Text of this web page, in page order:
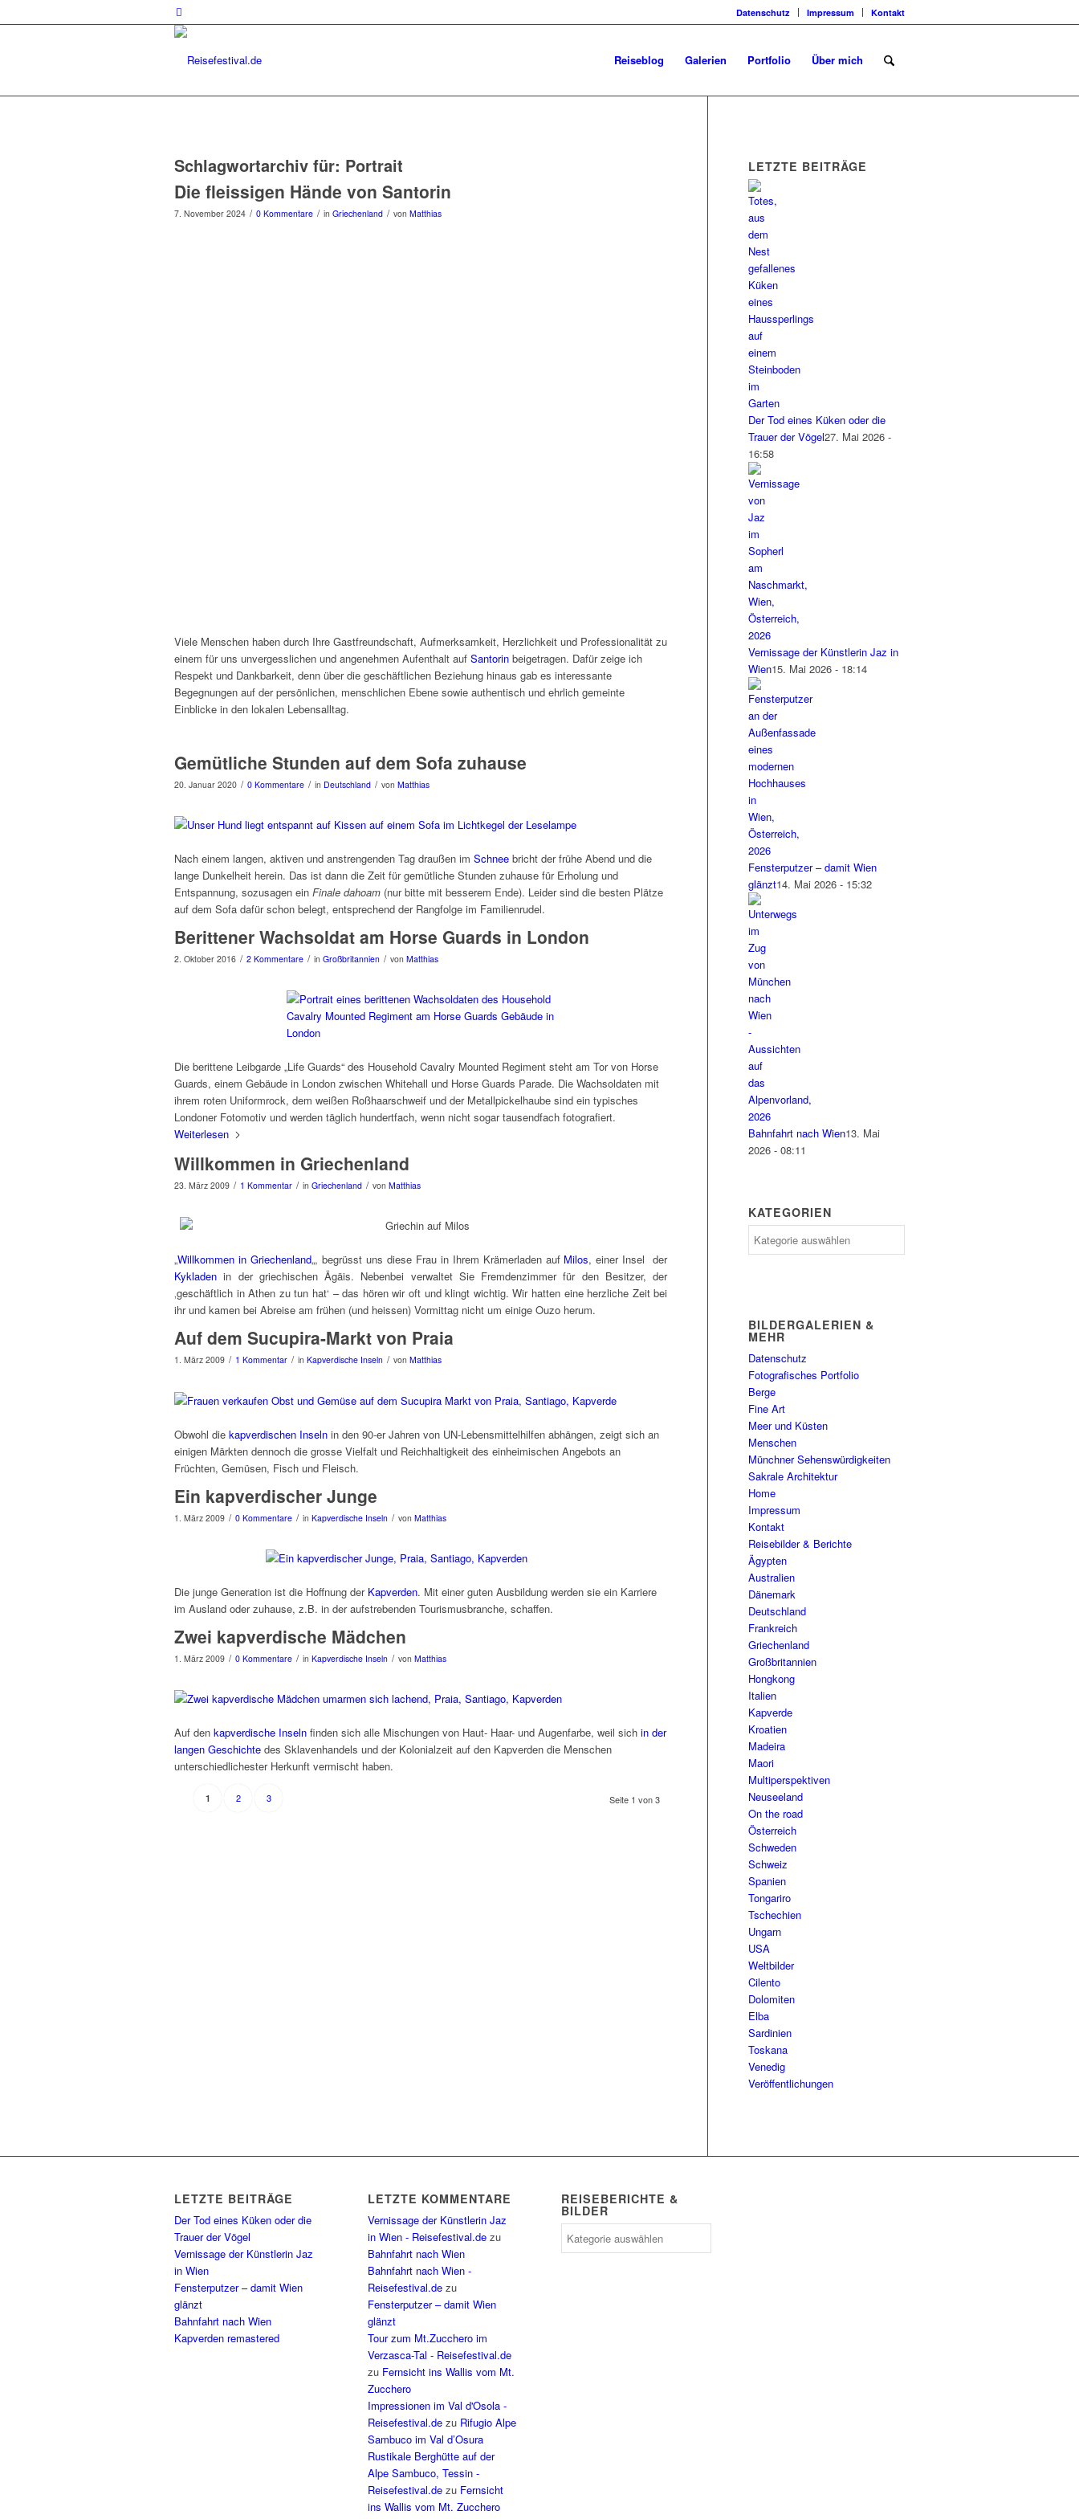
Datenschutz Impressum Kontakt
Reiseblog Galerien Portfolio Über mich
Schlagwortarchiv für: Portrait
Die fleissigen Hände von Santorin
7. November 2024 / 0 Kommentare / in Griechenland / von Matthias
Viele Menschen haben durch Ihre Gastfreundschaft, Aufmerksamkeit, Herzlichkeit und Professionalität zu
einem für uns unvergesslichen und angenehmen Aufenthalt auf Santorin beigetragen. Dafür zeige ich
Respekt und Dankbarkeit, denn über die geschäftlichen Beziehung hinaus gab es interessante
Begegnungen auf der persönlichen, menschlichen Ebene sowie authentisch und ehrlich gemeinte
Einblicke in den lokalen Lebensalltag.
Gemütliche Stunden auf dem Sofa zuhause
20. Januar 2020 / 0 Kommentare / in Deutschland / von Matthias
Nach einem langen, aktiven und anstrengenden Tag draußen im Schnee bricht der frühe Abend und die
lange Dunkelheit herein. Das ist dann die Zeit für gemütliche Stunden zuhause für Erholung und
Entspannung, sozusagen ein Finale dahoam (nur bitte mit besserem Ende). Leider sind die besten Plätze
auf dem Sofa dafür schon belegt, entsprechend der Rangfolge im Familienrudel.
Berittener Wachsoldat am Horse Guards in London
2. Oktober 2016 / 2 Kommentare / in Großbritannien / von Matthias
Die berittene Leibgarde „Life Guards“ des Household Cavalry Mounted Regiment steht am Tor von Horse
Guards, einem Gebäude in London zwischen Whitehall und Horse Guards Parade. Die Wachsoldaten mit
ihrem roten Uniformrock, dem weißen Roßhaarschweif und der Metallpickelhaube sind ein typisches
Londoner Fotomotiv und werden täglich hundertfach, wenn nicht sogar tausendfach fotografiert.
Weiterlesen
Willkommen in Griechenland
23. März 2009 / 1 Kommentar / in Griechenland / von Matthias
„Willkommen in Griechenland„, begrüsst uns diese Frau in Ihrem Krämerladen auf Milos, einer Insel der
Kykladen in der griechischen Ägäis. Nebenbei verwaltet Sie Fremdenzimmer für den Besitzer, der
‚geschäftlich in Athen zu tun hat‘ – das hören wir oft und klingt wichtig. Wir hatten eine herzliche Zeit bei
ihr und kamen bei Abreise am frühen (und heissen) Vormittag nicht um einige Ouzo herum.
Auf dem Sucupira-Markt von Praia
1. März 2009 / 1 Kommentar / in Kapverdische Inseln / von Matthias
Obwohl die kapverdischen Inseln in den 90-er Jahren von UN-Lebensmittelhilfen abhängen, zeigt sich an
einigen Märkten dennoch die grosse Vielfalt und Reichhaltigkeit des einheimischen Angebots an
Früchten, Gemüsen, Fisch und Fleisch.
Ein kapverdischer Junge
1. März 2009 / 0 Kommentare / in Kapverdische Inseln / von Matthias
Die junge Generation ist die Hoffnung der Kapverden. Mit einer guten Ausbildung werden sie ein Karriere
im Ausland oder zuhause, z.B. in der aufstrebenden Tourismusbranche, schaffen.
Zwei kapverdische Mädchen
1. März 2009 / 0 Kommentare / in Kapverdische Inseln / von Matthias
Auf den kapverdische Inseln finden sich alle Mischungen von Haut- Haar- und Augenfarbe, weil sich in der
langen Geschichte des Sklavenhandels und der Kolonialzeit auf den Kapverden die Menschen
unterschiedlichester Herkunft vermischt haben.
Seite 1 von 3
1 2 3
LETZTE BEITRÄGE
Der Tod eines Küken oder die
Trauer der Vögel27. Mai 2026 -
16:58
Vernissage der Künstlerin Jaz in
Wien15. Mai 2026 - 18:14
Fensterputzer – damit Wien
glänzt14. Mai 2026 - 15:32
Bahnfahrt nach Wien13. Mai
2026 - 08:11
KATEGORIEN
BILDERGALERIEN &
MEHR
Datenschutz
Fotografisches Portfolio
Berge
Fine Art
Meer und Küsten
Menschen
Münchner Sehenswürdigkeiten
Sakrale Architektur
Home
Impressum
Kontakt
Reisebilder & Berichte
Ägypten
Australien
Dänemark
Deutschland
Frankreich
Griechenland
Großbritannien
Hongkong
Italien
Kapverde
Kroatien
Madeira
Maori
Multiperspektiven
Neuseeland
On the road
Österreich
Schweden
Schweiz
Spanien
Tongariro
Tschechien
Ungarn
USA
Weltbilder
Cilento
Dolomiten
Elba
Sardinien
Toskana
Venedig
Veröffentlichungen
LETZTE BEITRÄGE
Der Tod eines Küken oder die
Trauer der Vögel
Vernissage der Künstlerin Jaz
in Wien
Fensterputzer – damit Wien
glänzt
Bahnfahrt nach Wien
Kapverden remastered
LETZTE KOMMENTARE
Vernissage der Künstlerin Jaz
in Wien - Reisefestival.de zu
Bahnfahrt nach Wien
Bahnfahrt nach Wien -
Reisefestival.de zu
Fensterputzer – damit Wien
glänzt
Tour zum Mt.Zucchero im
Verzasca-Tal - Reisefestival.de
zu Fernsicht ins Wallis vom Mt.
Zucchero
Impressionen im Val d'Osola -
Reisefestival.de zu Rifugio Alpe
Sambuco im Val d’Osura
Rustikale Berghütte auf der
Alpe Sambuco, Tessin -
Reisefestival.de zu Fernsicht
ins Wallis vom Mt. Zucchero
REISEBERICHTE &
BILDER